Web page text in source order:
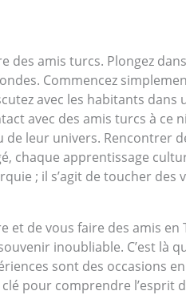
amis turcs. Plongez
Commencez
avec les habitants dans
avec des amis turcs à ce
leur univers. Rencontrer
chaque apprentissage
; il s’agit de toucher des
de vous faire des amis en
inoubliable. C’est là
sont des occasions
pour comprendre l’esprit